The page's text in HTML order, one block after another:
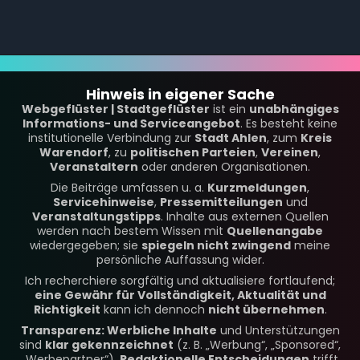
Hinweis in eigener Sache
Webgeflüster | Stadtgeflüster ist ein unabhängiges
Informations- und Serviceangebot. Es besteht keine
institutionelle Verbindung zur Stadt Ahlen, zum Kreis
Warendorf, zu politischen Parteien, Vereinen,
Veranstaltern oder anderen Organisationen.
Die Beiträge umfassen u. a. Kurzmeldungen,
Servicehinweise, Pressemitteilungen und
Veranstaltungstipps. Inhalte aus externen Quellen
werden nach bestem Wissen mit Quellenangabe
wiedergegeben; sie spiegeln nicht zwingend meine
persönliche Auffassung wider.
Ich recherchiere sorgfältig und aktualisiere fortlaufend;
eine Gewähr für Vollständigkeit, Aktualität und
Richtigkeit kann ich dennoch nicht übernehmen.
Transparenz: Werbliche Inhalte und Unterstützungen
sind klar gekennzeichnet (z. B. „Werbung“, „Sponsored“,